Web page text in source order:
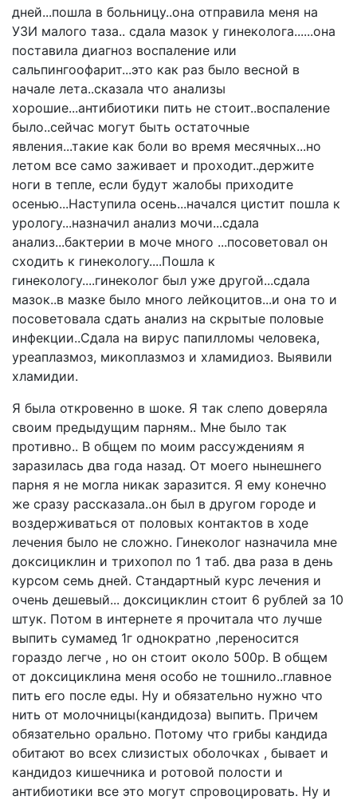
дней...пошла в больницу..она отправила меня на
УЗИ малого таза.. сдала мазок у гинеколога......она
поставила диагноз воспаление или
сальпингоофарит...это как раз было весной в
начале лета..сказала что анализы
хорошие...антибиотики пить не стоит..воспаление
было..сейчас могут быть остаточные
явления...такие как боли во время месячных...но
летом все само заживает и проходит..держите
ноги в тепле, если будут жалобы приходите
осенью...Наступила осень...начался цистит пошла к
урологу...назначил анализ мочи...сдала
анализ...бактерии в моче много ...посоветовал он
сходить к гинекологу....Пошла к
гинекологу....гинеколог был уже другой...сдала
мазок..в мазке было много лейкоцитов...и она то и
посоветовала сдать анализ на скрытые половые
инфекции..Сдала на вирус папилломы человека,
уреаплазмоз, микоплазмоз и хламидиоз. Выявили
хламидии.
Я была откровенно в шоке. Я так слепо доверяла
своим предыдущим парням.. Мне было так
противно.. В общем по моим рассуждениям я
заразилась два года назад. От моего нынешнего
парня я не могла никак заразится. Я ему конечно
же сразу рассказала..он был в другом городе и
воздерживаться от половых контактов в ходе
лечения было не сложно. Гинеколог назначила мне
доксициклин и трихопол по 1 таб. два раза в день
курсом семь дней. Стандартный курс лечения и
очень дешевый... доксициклин стоит 6 рублей за 10
штук. Потом в интернете я прочитала что лучше
выпить сумамед 1г однократно ,переносится
гораздо легче , но он стоит около 500р. В общем
от доксициклина меня особо не тошнило..главное
пить его после еды. Ну и обязательно нужно что
нить от молочницы(кандидоза) выпить. Причем
обязательно орально. Потому что грибы кандида
обитают во всех слизистых оболочках , бывает и
кандидоз кишечника и ротовой полости и
антибиотики все это могут спровоцировать. Ну и